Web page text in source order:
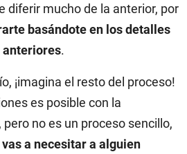
diferir mucho de la anterior, por
basándote en los detalles
anteriores.
¡imagina el resto del proceso!
es posible con la
no es un proceso sencillo,
vas a necesitar a alguien